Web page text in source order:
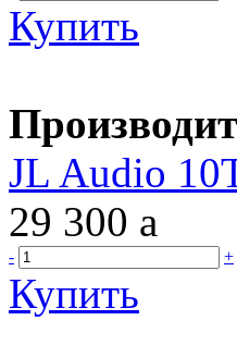
Купить
JL Audio
29 300 a
- +
Купить